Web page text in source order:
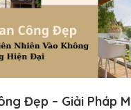
Đẹp – Giải Pháp